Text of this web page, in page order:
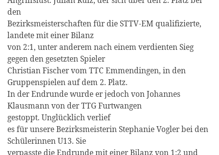
den
Bezirksmeisterschaften für die STTV-EM qualifizierte,
landete mit einer Bilanz
von 2:1, unter anderem nach einem verdienten Sieg
gegen den gesetzten Spieler
Christian Fischer vom TTC Emmendingen, in den
Gruppenspielen auf dem 2. Platz.
In der Endrunde wurde er jedoch von Johannes
Klausmann von der TTG Furtwangen
gestoppt. Unglücklich verlief
es für unsere Bezirksmeisterin Stephanie Vogler bei den
Schülerinnen U13. Sie
verpasste die Endrunde mit einer Bilanz von 1:2 und